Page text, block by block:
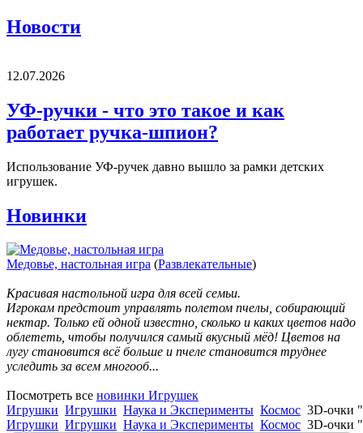
Новости
12.07.2026
УФ-ручки - что это такое и как
работает ручка-шпион?
Использование УФ-ручек давно вышло за рамки детских
игрушек.
Новинки
Медовье, настольная игра (Развлекательные)
Красивая настольной игра для всей семьи.
Игрокам предстоит управлять полетом пчелы, собирающий
нектар. Только ей одной известно, сколько и каких цветов надо
облететь, чтобы получился самый вкусный мёд! Цветов на
лугу становится всё больше и пчеле становится труднее
уследить за всем многооб...
Посмотреть все новинки Игрушек
Игрушки Игрушки Наука и Эксперименты Космос 3D-очки
Игрушки Игрушки Наука и Эксперименты Космос 3D-очки